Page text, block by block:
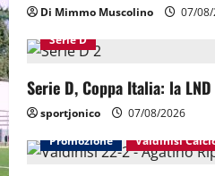
Di Mimmo Muscolino
07/
Serie D
Serie D, Coppa Italia: la
sportjonico
07/08/2026
Promozione
Valdinisi